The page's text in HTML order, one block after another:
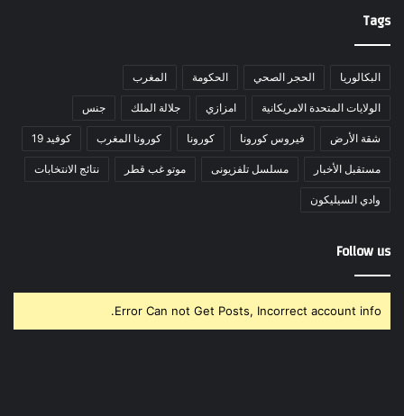
Tags
البكالوريا الحجر الصحي الحكومة المغرب
الولايات المتحدة الامريكانية امزازي جلالة الملك جنس
شقة الأرض فيروس كورونا كورونا كورونا المغرب كوفيد 19
مستقبل الأخبار مسلسل تلفزيونى موتو غب قطر نتائج الانتخابات
وادي السيليكون
Follow us
Error Can not Get Posts, Incorrect account info.